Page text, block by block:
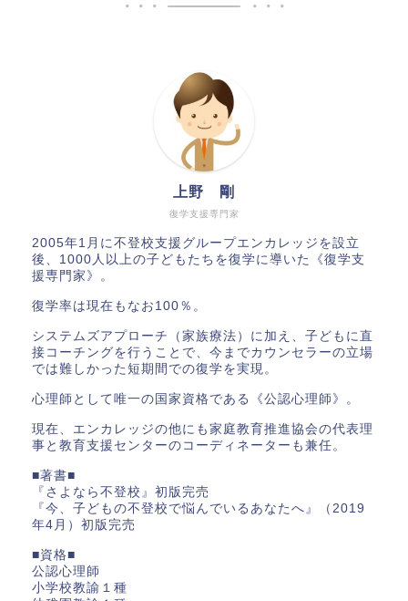
復学支援専門家
上野 剛
2005年1月に不登校支援グループエンカレッジを設立
後、1000人以上の子どもたちを復学に導いた《復学支
援専門家》。
復学率は現在もなお100％。
システムズアプローチ（家族療法）に加え、子どもに直
接コーチングを行うことで、今までカウンセラーの立場
では難しかった短期間での復学を実現。
心理師として唯一の国家資格である《公認心理師》。
現在、エンカレッジの他にも家庭教育推進協会の代表理
事と教育支援センターのコーディネーターも兼任。
■著書■
『さよなら不登校』初版完売
『今、子どもの不登校で悩んでいるあなたへ』（2019
年4月）初版完売
■資格■
公認心理師
小学校教諭１種